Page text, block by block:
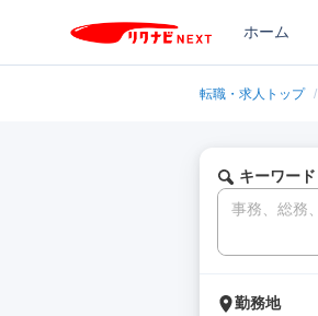
ホーム
転職・求人トップ /
キーワード
勤務地